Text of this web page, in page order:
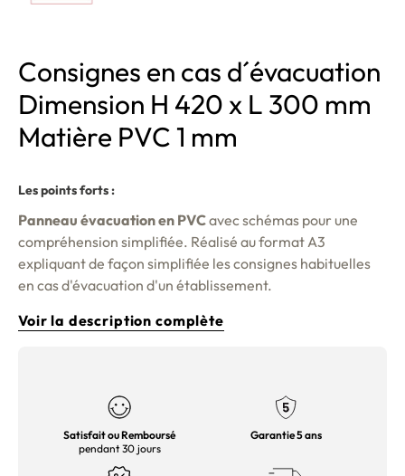
Consignes en cas d´évacuation
Dimension H 420 x L 300 mm
Matière PVC 1 mm
Les points forts :
Panneau évacuation en PVCavec schémas pour une
compréhension simplifiée. Réalisé au format A3
expliquant de façon simplifiée les consignes habituelles
en cas d'évacuation d'un établissement.
Voir la description complète
Satisfait ou Remboursé
pendant 30 jours
Garantie 5 ans